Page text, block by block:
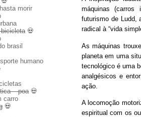
máquinas (carros
futurismo de Ludd,
radical à “vida
As máquinas
planeta em uma
tecnológico é uma
analgésicos e
ação.
A locomoção
espiritual com os
morir
💀
brasil
humano
– poa💀
carro
💀